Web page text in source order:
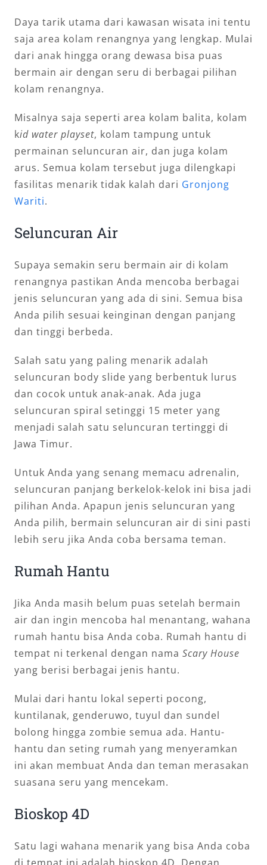
Daya tarik utama dari kawasan wisata ini tentu
saja area kolam renangnya yang lengkap. Mulai
dari anak hingga orang dewasa bisa puas
bermain air dengan seru di berbagai pilihan
kolam renangnya.
Misalnya saja seperti area kolam balita, kolam
kid water playset, kolam tampung untuk
permainan seluncuran air, dan juga kolam
arus. Semua kolam tersebut juga dilengkapi
fasilitas menarik tidak kalah dari Gronjong
Wariti.
Seluncuran Air
Supaya semakin seru bermain air di kolam
renangnya pastikan Anda mencoba berbagai
jenis seluncuran yang ada di sini. Semua bisa
Anda pilih sesuai keinginan dengan panjang
dan tinggi berbeda.
Salah satu yang paling menarik adalah
seluncuran body slide yang berbentuk lurus
dan cocok untuk anak-anak. Ada juga
seluncuran spiral setinggi 15 meter yang
menjadi salah satu seluncuran tertinggi di
Jawa Timur.
Untuk Anda yang senang memacu adrenalin,
seluncuran panjang berkelok-kelok ini bisa jadi
pilihan Anda. Apapun jenis seluncuran yang
Anda pilih, bermain seluncuran air di sini pasti
lebih seru jika Anda coba bersama teman.
Rumah Hantu
Jika Anda masih belum puas setelah bermain
air dan ingin mencoba hal menantang, wahana
rumah hantu bisa Anda coba. Rumah hantu di
tempat ni terkenal dengan nama Scary House
yang berisi berbagai jenis hantu.
Mulai dari hantu lokal seperti pocong,
kuntilanak, genderuwo, tuyul dan sundel
bolong hingga zombie semua ada. Hantu-
hantu dan seting rumah yang menyeramkan
ini akan membuat Anda dan teman merasakan
suasana seru yang mencekam.
Bioskop 4D
Satu lagi wahana menarik yang bisa Anda coba